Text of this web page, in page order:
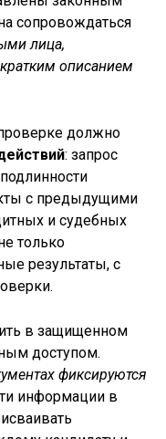
сопровождаться
лица,
описанием
должно
: запрос
с предыдущими
и судебных
только
результаты, с
в защищенном
доступом.
фиксируются
информации в